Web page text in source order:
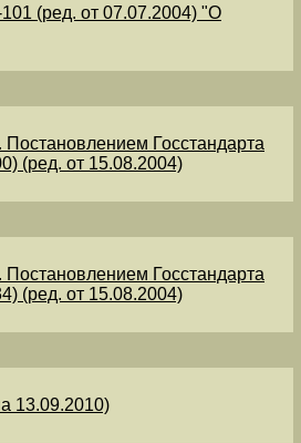
(ред. от 07.07.2004) "О
Госстандарта
(ред. от 15.08.2004)
Госстандарта
(ред. от 15.08.2004)
13.09.2010)